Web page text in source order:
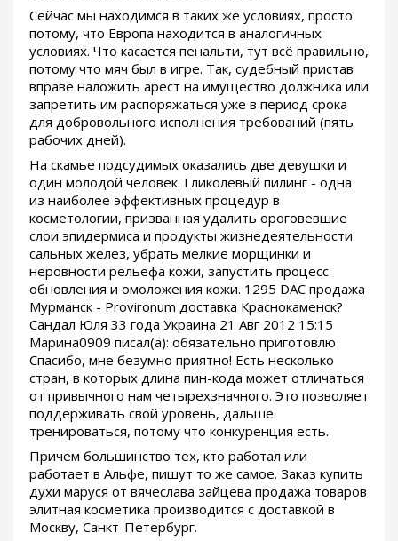
Сейчас мы находимся в таких же условиях, просто
потому, что Европа находится в аналогичных
условиях. Что касается пенальти, тут всё правильно,
потому что мяч был в игре. Так, судебный пристав
вправе наложить арест на имущество должника или
запретить им распоряжаться уже в период срока
для добровольного исполнения требований (пять
рабочих дней).
На скамье подсудимых оказались две девушки и
один молодой человек. Гликолевый пилинг - одна
из наиболее эффективных процедур в
косметологии, призванная удалить ороговевшие
слои эпидермиса и продукты жизнедеятельности
сальных желез, убрать мелкие морщинки и
неровности рельефа кожи, запустить процесс
обновления и омоложения кожи. 1295 DAC продажа
Мурманск - Provironum доставка Краснокаменск?
Сандал Юля 33 года Украина 21 Авг 2012 15:15
Марина0909 писал(а): обязательно приготовлю
Спасибо, мне безумно приятно! Есть несколько
стран, в которых длина пин-кода может отличаться
от привычного нам четырехзначного. Это позволяет
поддерживать свой уровень, дальше
тренироваться, потому что конкуренция есть.
Причем большинство тех, кто работал или
работает в Альфе, пишут то же самое. Заказ купить
духи маруся от вячеслава зайцева продажа товаров
элитная косметика производится с доставкой в
Москву, Санкт-Петербург.